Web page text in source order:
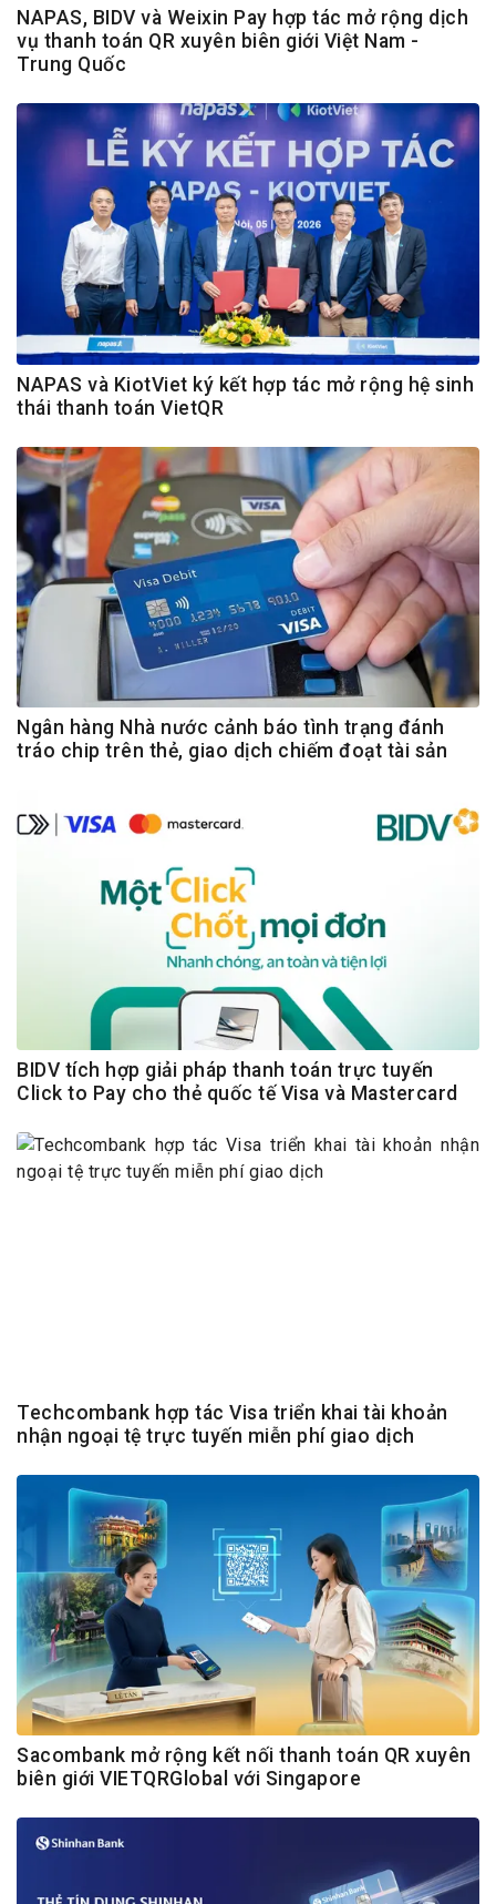
NAPAS, BIDV và Weixin Pay hợp tác mở rộng dịch
vụ thanh toán QR xuyên biên giới Việt Nam -
Trung Quốc
NAPAS và KiotViet ký kết hợp tác mở rộng hệ sinh
thái thanh toán VietQR
Ngân hàng Nhà nước cảnh báo tình trạng đánh
tráo chip trên thẻ, giao dịch chiếm đoạt tài sản
BIDV tích hợp giải pháp thanh toán trực tuyến
Click to Pay cho thẻ quốc tế Visa và Mastercard
Techcombank hợp tác Visa triển khai tài khoản
nhận ngoại tệ trực tuyến miễn phí giao dịch
Sacombank mở rộng kết nối thanh toán QR xuyên
biên giới VIETQRGlobal với Singapore